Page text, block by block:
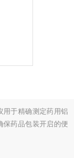
用于精确测定药用铝
保药品包装开启的便